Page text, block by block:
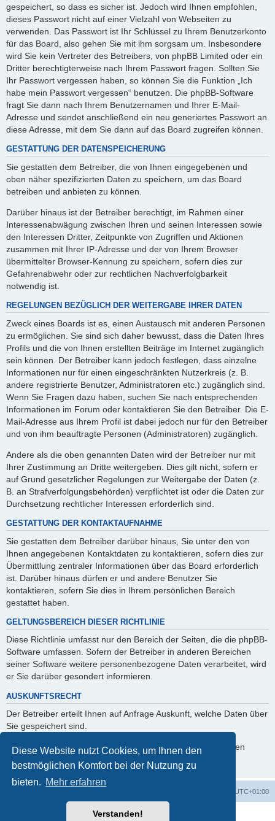
Diese Website nutzt Cookies, um Ihnen den
bestmöglichen Komfort bei der Nutzung zu
bieten. Mehr erfahren
Verstanden!
gespeichert, so dass es sicher ist. Jedoch wird Ihnen empfohlen,
dieses Passwort nicht auf einer Vielzahl von Webseiten zu
verwenden. Das Passwort ist Ihr Schlüssel zu Ihrem Benutzerkonto
für das Board, also gehen Sie mit ihm sorgsam um. Insbesondere
wird Sie kein Vertreter des Betreibers, von phpBB Limited oder ein
Dritter berechtigterweise nach Ihrem Passwort fragen. Sollten Sie
Ihr Passwort vergessen haben, so können Sie die Funktion „Ich
habe mein Passwort vergessen“ benutzen. Die phpBB-Software
fragt Sie dann nach Ihrem Benutzernamen und Ihrer E-Mail-
Adresse und sendet anschließend ein neu generiertes Passwort an
diese Adresse, mit dem Sie dann auf das Board zugreifen können.
GESTATTUNG DER DATENSPEICHERUNG
Sie gestatten dem Betreiber, die von Ihnen eingegebenen und
oben näher spezifizierten Daten zu speichern, um das Board
betreiben und anbieten zu können.
Darüber hinaus ist der Betreiber berechtigt, im Rahmen einer
Interessenabwägung zwischen Ihren und seinen Interessen sowie
den Interessen Dritter, Zeitpunkte von Zugriffen und Aktionen
zusammen mit Ihrer IP-Adresse und der von Ihrem Browser
übermittelter Browser-Kennung zu speichern, sofern dies zur
Gefahrenabwehr oder zur rechtlichen Nachverfolgbarkeit
notwendig ist.
REGELUNGEN BEZÜGLICH DER WEITERGABE IHRER DATEN
Zweck eines Boards ist es, einen Austausch mit anderen Personen
zu ermöglichen. Sie sind sich daher bewusst, dass die Daten Ihres
Profils und die von Ihnen erstellten Beiträge im Internet zugänglich
sein können. Der Betreiber kann jedoch festlegen, dass einzelne
Informationen nur für einen eingeschränkten Nutzerkreis (z. B.
andere registrierte Benutzer, Administratoren etc.) zugänglich sind.
Wenn Sie Fragen dazu haben, suchen Sie nach entsprechenden
Informationen im Forum oder kontaktieren Sie den Betreiber. Die E-
Mail-Adresse aus Ihrem Profil ist dabei jedoch nur für den Betreiber
und von ihm beauftragte Personen (Administratoren) zugänglich.
Andere als die oben genannten Daten wird der Betreiber nur mit
Ihrer Zustimmung an Dritte weitergeben. Dies gilt nicht, sofern er
auf Grund gesetzlicher Regelungen zur Weitergabe der Daten (z.
B. an Strafverfolgungsbehörden) verpflichtet ist oder die Daten zur
Durchsetzung rechtlicher Interessen erforderlich sind.
GESTATTUNG DER KONTAKTAUFNAHME
Sie gestatten dem Betreiber darüber hinaus, Sie unter den von
Ihnen angegebenen Kontaktdaten zu kontaktieren, sofern dies zur
Übermittlung zentraler Informationen über das Board erforderlich
ist. Darüber hinaus dürfen er und andere Benutzer Sie
kontaktieren, sofern Sie dies in Ihrem persönlichen Bereich
gestattet haben.
GELTUNGSBEREICH DIESER RICHTLINIE
Diese Richtlinie umfasst nur den Bereich der Seiten, die die phpBB-
Software umfassen. Sofern der Betreiber in anderen Bereichen
seiner Software weitere personenbezogene Daten verarbeitet, wird
er Sie darüber gesondert informieren.
AUSKUNFTSRECHT
Der Betreiber erteilt Ihnen auf Anfrage Auskunft, welche Daten über
Sie gespeichert sind.
Sie können jederzeit die Löschung bzw. Sperrung Ihrer Daten
verlangen. Kontaktieren Sie hierzu bitte den Betreiber.
UTC+01:00
Powered byphpBB® Forum Software © phpBB Limited